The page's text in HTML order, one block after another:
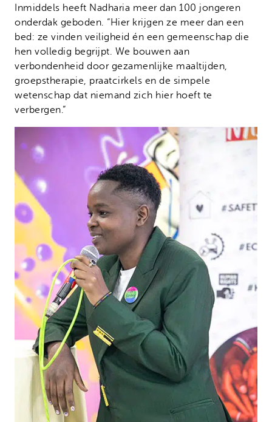
Inmiddels heeft Nadharia meer dan 100 jongeren
onderdak geboden. “Hier krijgen ze meer dan een
bed: ze vinden veiligheid én een gemeenschap die
hen volledig begrijpt. We bouwen aan
verbondenheid door gezamenlijke maaltijden,
groepstherapie, praatcirkels en de simpele
wetenschap dat niemand zich hier hoeft te
verbergen.”